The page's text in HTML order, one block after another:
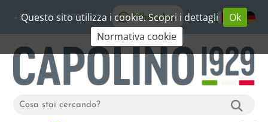
Questo sito utilizza i cookie. Scopri i dettagli
Ok
Normativa cookie
+39 06 20192773 WhatsApp